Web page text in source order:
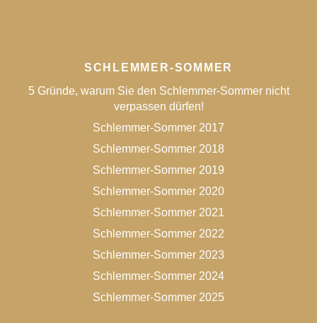
SCHLEMMER-SOMMER
5 Gründe, warum Sie den Schlemmer-Sommer nicht
verpassen dürfen!
Schlemmer-Sommer 2017
Schlemmer-Sommer 2018
Schlemmer-Sommer 2019
Schlemmer-Sommer 2020
Schlemmer-Sommer 2021
Schlemmer-Sommer 2022
Schlemmer-Sommer 2023
Schlemmer-Sommer 2024
Schlemmer-Sommer 2025